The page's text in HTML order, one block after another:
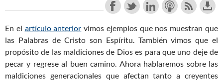
En el artículo anterior vimos ejemplos que nos muestran que
las Palabras de Cristo son Espíritu. También vimos que el
propósito de las maldiciones de Dios es para que uno deje de
pecar y regrese al buen camino. Ahora hablaremos sobre las
maldiciones generacionales que afectan tanto a creyentes